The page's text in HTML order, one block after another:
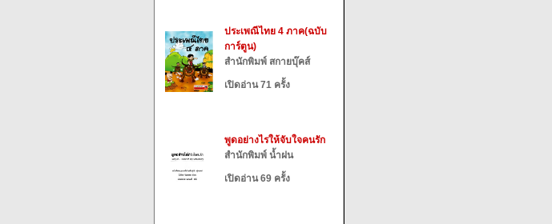
ประเพณีไทย 4 ภาค(ฉบับ
การ์ตูน)
สำนักพิมพ์ สกายบุ๊คส์
เปิดอ่าน 71 ครั้ง
พูดอย่างไรให้จับใจคนรัก
สำนักพิมพ์ น้ำฝน
เปิดอ่าน 69 ครั้ง